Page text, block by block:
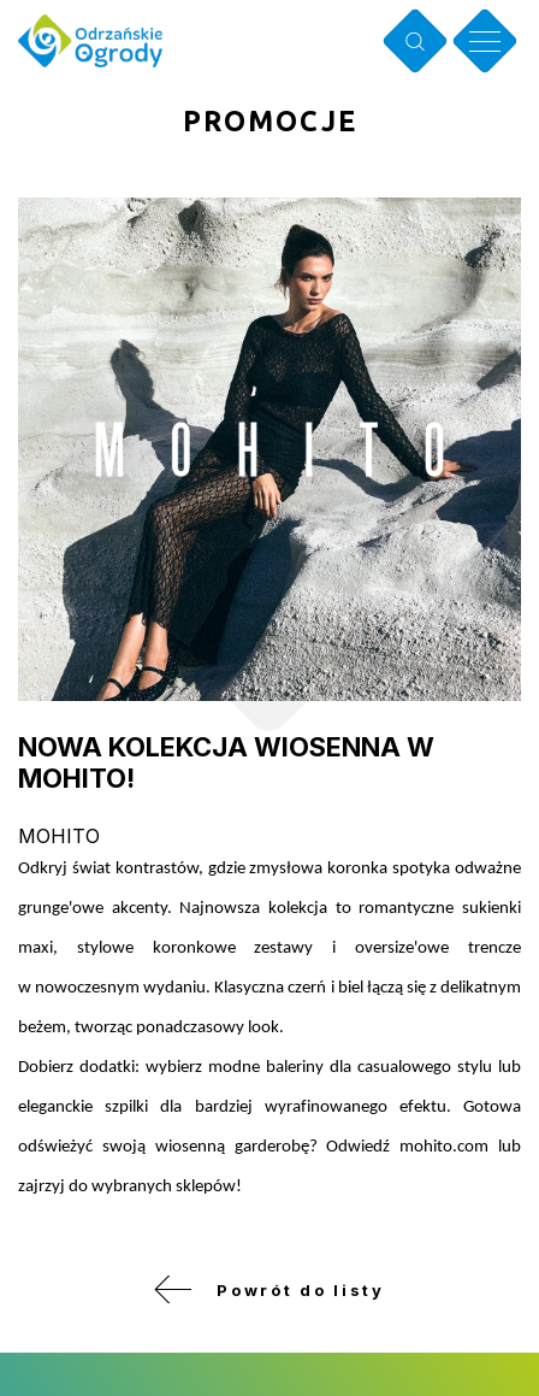
PROMOCJE
NOWA KOLEKCJA WIOSENNA W
MOHITO!
MOHITO
Odkryj świat kontrastów, gdzie zmysłowa koronka spotyka odważne
grunge'owe akcenty. Najnowsza kolekcja to romantyczne sukienki
maxi, stylowe koronkowe zestawy i oversize'owe trencze
w nowoczesnym wydaniu. Klasyczna czerń i biel łączą się z delikatnym
beżem, tworząc ponadczasowy look.
Dobierz dodatki: wybierz modne baleriny dla casualowego stylu lub
eleganckie szpilki dla bardziej wyrafinowanego efektu. Gotowa
odświeżyć swoją wiosenną garderobę? Odwiedź mohito.com lub
zajrzyj do wybranych sklepów!
Powrót do listy